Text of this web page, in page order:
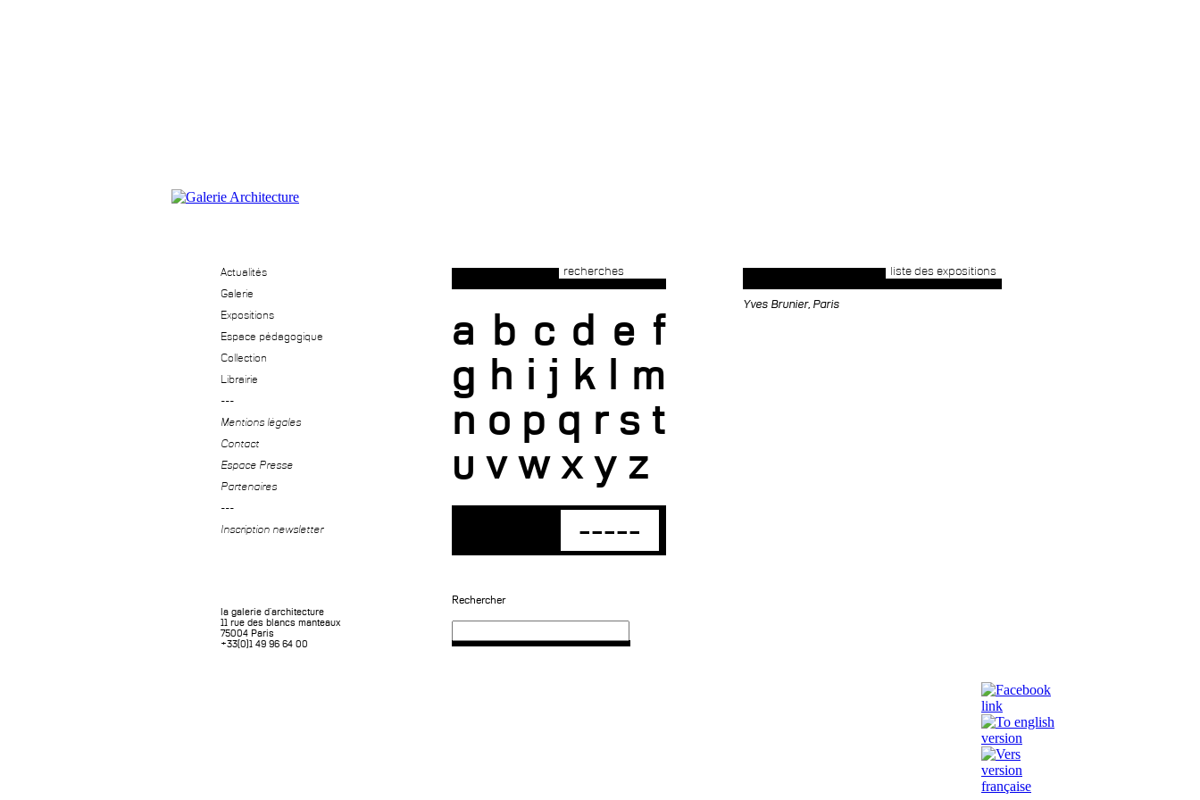
Actualités
Galerie
Expositions
Espace pédagogique
Collection
Librairie
---
Mentions légales
Contact
Espace Presse
Partenaires
---
Inscription newsletter
la galerie d'architecture
11 rue des blancs manteaux
75004 Paris
+33(0)1 49 96 64 00
recherches
a b c d e f
g h i j k
m
n o p q r s t
u v w x y z
-----
Rechercher
liste des expositions
Yves Brunier, Paris